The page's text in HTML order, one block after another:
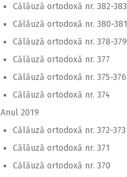
Călăuză ortodoxă nr. 382-383
Călăuză ortodoxă nr. 380-381
Călăuză ortodoxă nr. 378-379
Călăuză ortodoxă nr. 377
Călăuză ortodoxă nr. 375-376
Călăuză ortodoxă nr. 374
Anul 2019
Călăuză ortodoxă nr. 372-373
Călăuză ortodoxă nr. 371
Călăuză ortodoxă nr. 370